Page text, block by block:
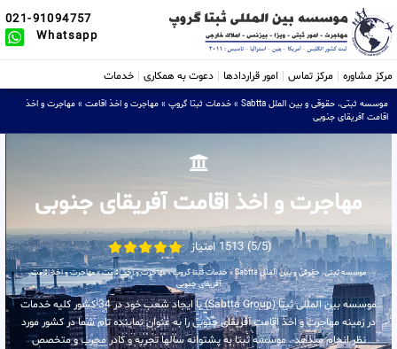
021-91094757
Whatsapp
مرکز مشاوره مرکز تماس امور قراردادها دعوت به همکاری خدمات
موسسه ثبتی، حقوقی و بین الملل Sabtta » خدمات ثبتا گروپ » مهاجرت و اخذ اقامت » مهاجرت و اخذ
اقامت آفریقای جنوبی
مهاجرت و اخذ اقامت آفریقای جنوبی
(5/5) 1513 امتیاز
موسسه ثبتی، حقوقی و بین الملل Sabtta »خدمات ثبتا گروپ»مهاجرت و اخذ اقامت»مهاجرت و اخذ اقامت
آفریقای جنوبی
موسسه بین المللی ثبتا (Sabtta Group) با ایجاد شعب خود در 34 کشور کلیه خدمات
در زمینه مهاجرت و اخذ اقامت آفریقای جنوبی را به عنوان نماینده تام شما در کشور مورد
نظر انجام میدهد . موسسه ثبتا به پشتوانه سالها تجربه و کادر مجرب و متخصص